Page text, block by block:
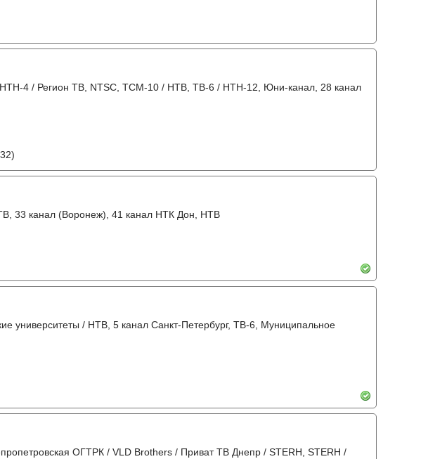
4 / Регион ТВ, NTSC, ТСМ-10 / НТВ, ТВ-6 / НТН-12, Юни-канал, 28 канал
33 канал (Воронеж), 41 канал НТК Дон, НТВ
университеты / НТВ, 5 канал Санкт-Петербург, ТВ-6, Муниципальное
ОГТРК / VLD Brothers / Приват ТВ Днепр / STERH, STERH /